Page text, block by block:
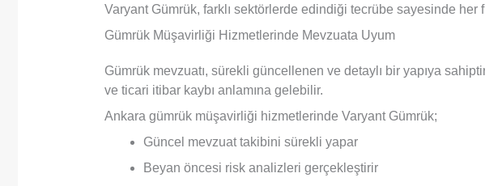
Varyant Gümrük, farklı sektörlerde edindiği tecrübe sayesinde
Gümrük Müşavirliği Hizmetlerinde Mevzuata Uyum
Gümrük mevzuatı, sürekli güncellenen ve detaylı bir yapıya
ve ticari itibar kaybı anlamına gelebilir.
Ankara gümrük müşavirliği hizmetlerinde Varyant Gümrük;
Güncel mevzuat takibini sürekli yapar
Beyan öncesi risk analizleri gerçekleştirir